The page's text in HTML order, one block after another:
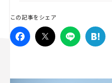
この記事をシェア
Campaign
人気のハッシュタグ
スズキ ジムニー｜Suzuki Jimny